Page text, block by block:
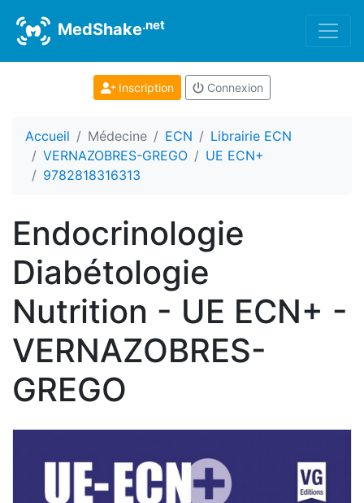
MedShake.net
Inscription Connexion
Accueil Médecine ECN
Librairie ECN
VERNAZOBRES-GREGO
UE ECN+
9782818316313
Endocrinologie
Diabétologie
Nutrition - UE ECN+ -
VERNAZOBRES-
GREGO